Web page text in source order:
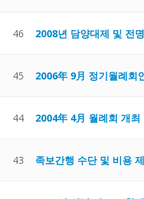
46 2008년 담양대제 및 전
45 2006年 9月 정기월례회
44 2004年 4月 월례회 개최
43 족보간행 수단 및 비용